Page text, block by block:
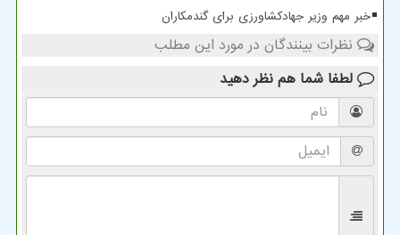
خبر مهم وزیر جهادکشاورزی برای گندمکاران
نظرات بینندگان در مورد این مطلب
لطفا شما هم نظر دهید